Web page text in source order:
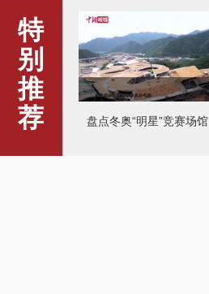
特
别
推
荐
盘点冬奥“明星”竞赛场馆